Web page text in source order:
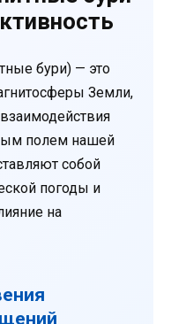
бури) — это
Земли,
полем нашей
собой
погоды и
на